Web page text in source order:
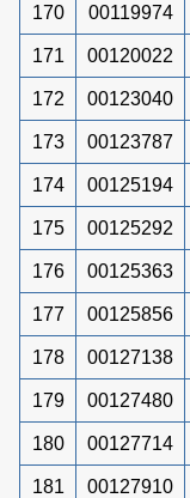
170 00119974
171 00120022
172 00123040
173 00123787
174 00125194
175 00125292
176 00125363
177 00125856
178 00127138
179 00127480
180 00127714
181 00127910